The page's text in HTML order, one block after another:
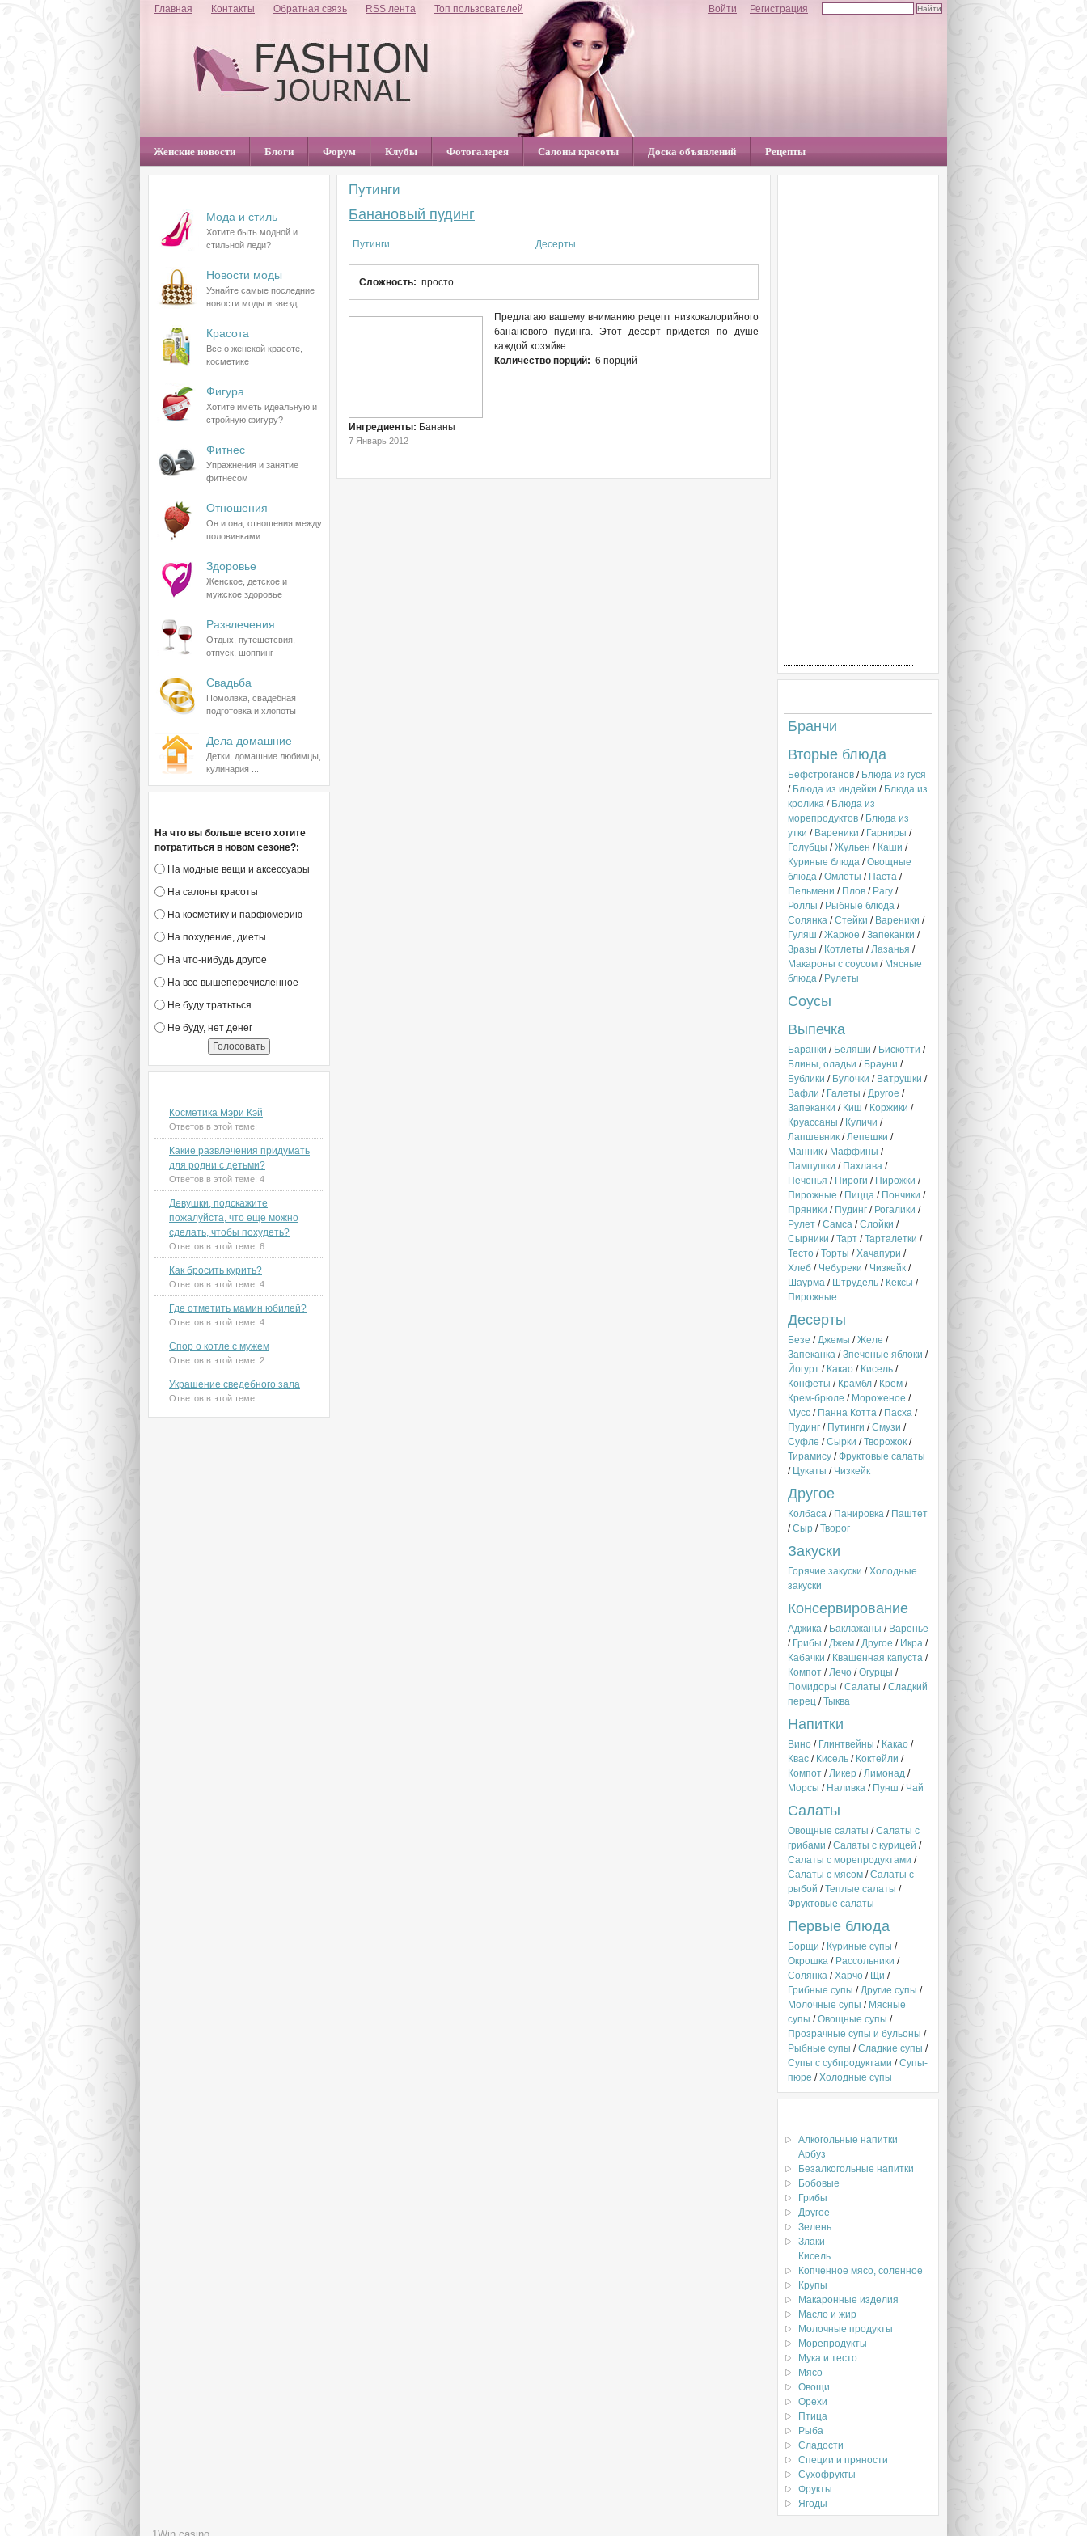
Главная Контакты Обратная связь RSS лента Топ пользователей Войти Регистрация
Женские новости Блоги Форум Клубы Фотогалерея Салоны красоты Доска объявлений Рецепты
Мода и стиль
Хотите быть модной и
стильной леди?
Новости моды
Узнайте самые последние
новости моды и звезд
Красота
Все о женской красоте,
косметике
Фигура
Хотите иметь идеальную и
стройную фигуру?
Фитнес
Упражнения и занятие
фитнесом
Отношения
Он и она, отношения между
половинками
Здоровье
Женское, детское и
мужское здоровье
Развлечения
Отдых, путешетсвия,
отпуск, шоппинг
Свадьба
Помолвка, свадебная
подготовка и хлопоты
Дела домашние
Детки, домашние любимцы,
кулинария ...
На что вы больше всего хотите
потратиться в новом сезоне?:
На модные вещи и аксессуары
На салоны красоты
На косметику и парфюмерию
На похудение, диеты
На что-нибудь другое
На все вышеперечисленное
Не буду тратьться
Не буду, нет денег
Косметика Мэри Кэй
Ответов в этой теме:
Какие развлечения придумать
для родни с детьми?
Ответов в этой теме: 4
Девушки, подскажите
пожалуйста, что еще можно
сделать, чтобы похудеть?
Ответов в этой теме: 6
Как бросить курить?
Ответов в этой теме: 4
Где отметить мамин юбилей?
Ответов в этой теме: 4
Спор о котле с мужем
Ответов в этой теме: 2
Украшение сведебного зала
Ответов в этой теме:
Путинги
Банановый пудинг
Путинги Десерты
Сложность: просто
Предлагаю вашему вниманию рецепт низкокалорийного
бананового пудинга. Этот десерт придется по душе
каждой хозяйке.
Количество порций: 6 порций
Ингредиенты: Бананы
7 Январь 2012
Бранчи
Вторые блюда
Бефстроганов / Блюда из гуся
/ Блюда из индейки / Блюда из
кролика / Блюда из
морепродуктов / Блюда из
утки / Вареники / Гарниры /
Голубцы /Жульен / Каши /
Куриные блюда /Овощные
блюда /Омлеты / Паста /
Пельмени / Плов / Рагу /
Роллы / Рыбные блюда /
Солянка /Стейки / Вареники /
Гуляш /Жаркое /Запеканки /
Зразы / Котлеты /Лазанья /
Макароны с соусом / Мясные
блюда / Рулеты
Соусы
Выпечка
Баранки / Беляши / Бискотти /
Блины, оладьи / Брауни /
Бублики / Булочки / Ватрушки /
Вафли / Галеты /Другое /
Запеканки / Киш / Коржики /
Круассаны / Куличи /
Лапшевник /Лепешки /
Манник / Маффины /
Пампушки / Пахлава /
Печенья / Пироги / Пирожки /
Пирожные / Пицца / Пончики /
Пряники / Пудинг / Рогалики /
Рулет /Самса /Слойки /
Сырники /Тарт /Тарталетки /
Тесто /Торты /Хачапури /
Хлеб / Чебуреки / Чизкейк /
Шаурма / Штрудель / Кексы /
Пирожные
Десерты
Безе /Джемы /Желе /
Запеканка /Зпеченые яблоки /
Йогурт / Какао / Кисель /
Конфеты / Крамбл / Крем /
Крем-брюле / Мороженое /
Мусс / Панна Котта / Пасха /
Пудинг / Путинги /Смузи /
Суфле /Сырки /Творожок /
Тирамису /Фруктовые салаты
/ Цукаты / Чизкейк
Другое
Колбаса / Панировка / Паштет
/Сыр /Творог
Закуски
Горячие закуски /Холодные
закуски
Консервирование
Аджика / Баклажаны / Варенье
/ Грибы /Джем /Другое / Икра /
Кабачки / Квашенная капуста /
Компот /Лечо /Огурцы /
Помидоры /Салаты /Сладкий
перец /Тыква
Напитки
Вино / Глинтвейны / Какао /
Квас / Кисель / Коктейли /
Компот /Ликер /Лимонад /
Морсы / Наливка / Пунш / Чай
Салаты
Овощные салаты /Салаты с
грибами /Салаты с курицей /
Салаты с морепродуктами /
Салаты с мясом /Салаты с
рыбой /Теплые салаты /
Фруктовые салаты
Первые блюда
Борщи / Куриные супы /
Окрошка / Рассольники /
Солянка /Харчо / Щи /
Грибные супы /Другие супы /
Молочные супы / Мясные
супы /Овощные супы /
Прозрачные супы и бульоны /
Рыбные супы /Сладкие супы /
Супы с субпродуктами /Супы-
пюре /Холодные супы
Алкогольные напитки
Арбуз
Безалкогольные напитки
Бобовые
Грибы
Другое
Зелень
Злаки
Кисель
Копченное мясо, соленное
Крупы
Макаронные изделия
Масло и жир
Молочные продукты
Морепродукты
Мука и тесто
Мясо
Овощи
Орехи
Птица
Рыба
Сладости
Специи и пряности
Сухофрукты
Фрукты
Ягоды